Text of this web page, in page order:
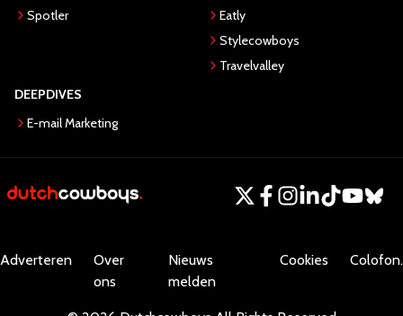
Spotler
Eatly
Stylecowboys
Travelvalley
DEEPDIVES
E-mail Marketing
Adverteren
Over
ons
Nieuws
melden
Cookies Colofon.